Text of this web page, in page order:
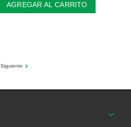
AGREGAR AL CARRITO
Siguiente